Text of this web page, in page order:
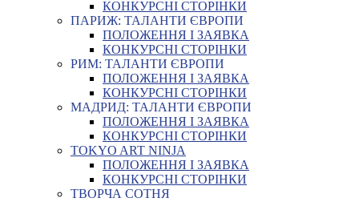
КОНКУРСНІ СТОРІНКИ
ПАРИЖ: ТАЛАНТИ ЄВРОПИ
ПОЛОЖЕННЯ І ЗАЯВКА
КОНКУРСНІ СТОРІНКИ
РИМ: ТАЛАНТИ ЄВРОПИ
ПОЛОЖЕННЯ І ЗАЯВКА
КОНКУРСНІ СТОРІНКИ
МАДРИД: ТАЛАНТИ ЄВРОПИ
ПОЛОЖЕННЯ І ЗАЯВКА
КОНКУРСНІ СТОРІНКИ
TOKYO ART NINJA
ПОЛОЖЕННЯ І ЗАЯВКА
КОНКУРСНІ СТОРІНКИ
ТВОРЧА СОТНЯ